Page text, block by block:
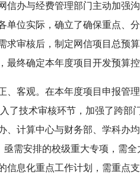
信办与经费管理部门主动加强
单位实际，确立了确保重点、
求审核后，制定网信项目总预
终确定本年度项目开发预算控
、客观。在本年度项目申报管
了技术审核环节，加强了跨部
、计算中心与财务部、学科办
需安排的校级重大专项，需
信息化重点工作计划，需重点
扎实开展
育